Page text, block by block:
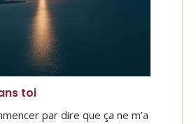
toi
par dire que ça ne m’a